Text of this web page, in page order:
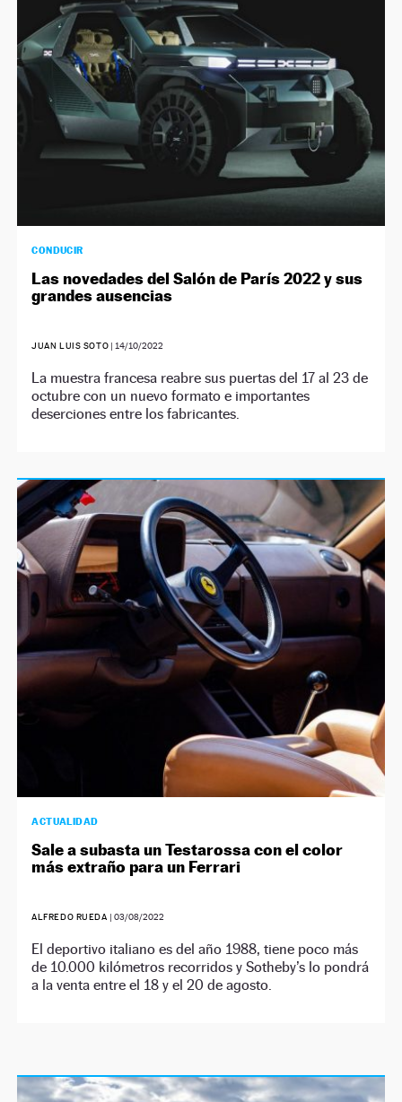
CONDUCIR
Las novedades del Salón de París 2022 y sus
grandes ausencias
JUAN LUIS SOTO | 14/10/2022
La muestra francesa reabre sus puertas del 17 al 23 de
octubre con un nuevo formato e importantes
deserciones entre los fabricantes.
ACTUALIDAD
Sale a subasta un Testarossa con el color
más extraño para un Ferrari
ALFREDO RUEDA | 03/08/2022
El deportivo italiano es del año 1988, tiene poco más
de 10.000 kilómetros recorridos y Sotheby’s lo pondrá
a la venta entre el 18 y el 20 de agosto.